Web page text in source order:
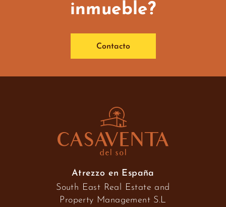
inmueble?
Contacto
Atrezzo en España
South East Real Estate and
Property Management S.L